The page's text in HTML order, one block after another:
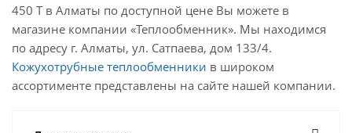
450 T в Алматы по доступной цене Вы можете в
магазине компании «Теплообменник». Мы находимся
по адресу г. Алматы, ул. Сатпаева, дом 133/4.
Кожухотрубные теплообменники в широком
ассортименте представлены на сайте нашей компании.